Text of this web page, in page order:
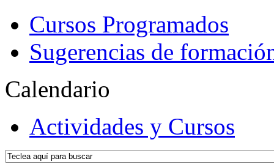
Cursos Programados
Sugerencias de
Calendario
Actividades y Cursos